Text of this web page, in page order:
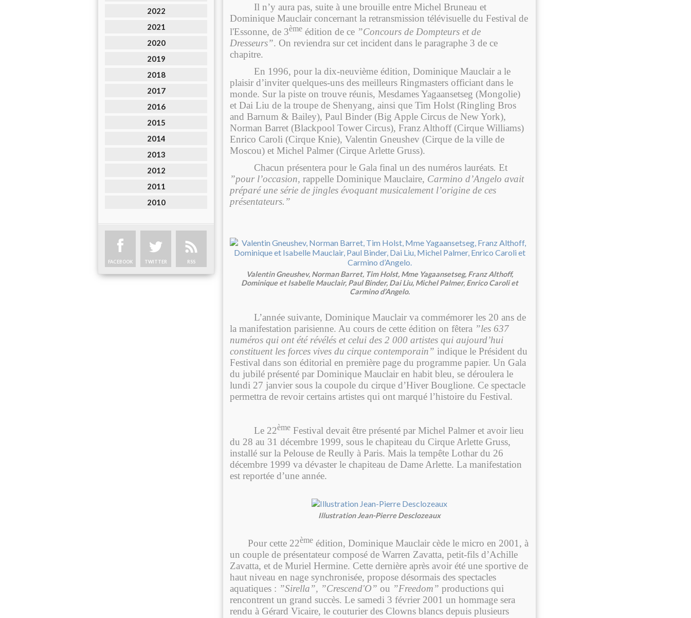
2022
2021
2020
2019
2018
2017
2016
2015
2014
2013
2012
2011
2010
FACEBOOK TWITTER RSS
Il n’y aura pas, suite à une brouille entre Michel Bruneau et
Dominique Mauclair concernant la retransmission télévisuelle du Festival de
l'Essonne, de 3ème édition de ce ”Concours de Dompteurs et de
Dresseurs”. On reviendra sur cet incident dans le paragraphe 3 de ce
chapitre.
En 1996, pour la dix-neuvième édition, Dominique Mauclair a le
plaisir d’inviter quelques-uns des meilleurs Ringmasters officiant dans le
monde. Sur la piste on trouve réunis, Mesdames Yagaansetseg (Mongolie)
et Dai Liu de la troupe de Shenyang, ainsi que Tim Holst (Ringling Bros
and Barnum & Bailey), Paul Binder (Big Apple Circus de New York),
Norman Barret (Blackpool Tower Circus), Franz Althoff (Cirque Williams)
Enrico Caroli (Cirque Knie), Valentin Gneushev (Cirque de la ville de
Moscou) et Michel Palmer (Cirque Arlette Gruss).
Chacun présentera pour le Gala final un des numéros lauréats.Et
”pour l’occasion, rappelle Dominique Mauclaire, Carmino d’Angelo avait
préparé une série de jingles évoquant musicalement l’origine de ces
présentateurs.”
Valentin Gneushev, Norman Barret, Tim Holst, Mme Yagaansetseg, Franz Althoff,
Dominique et Isabelle Mauclair, Paul Binder, Dai Liu, Michel Palmer, Enrico Caroli et
Carmino d’Angelo.
L’année suivante, Dominique Mauclair va commémorer les 20 ans de
la manifestation parisienne. Au cours de cette édition on fêtera ”les 637
numéros qui ont été révélés et celui des 2 000 artistes qui aujourd’hui
constituent les forces vives du cirque contemporain” indique le Président du
Festival dans son éditorial en première page du programme papier. Un Gala
du jubilé présenté par Dominique Mauclair en habit bleu, se déroulera le
lundi 27 janvier sous la coupole du cirque d’Hiver Bouglione. Ce spectacle
permettra de revoir certains artistes qui ont marqué l’histoire du Festival.
Le 22ème Festival devait être présenté par Michel Palmer et avoir lieu
du 28 au 31 décembre 1999, sous le chapiteau du Cirque Arlette Gruss,
installé sur la Pelouse de Reully à Paris. Mais la tempête Lothar du 26
décembre 1999 va dévaster le chapiteau de Dame Arlette. La manifestation
est reportée d’une année.
Illustration Jean-Pierre Desclozeaux
Pour cette 22ème édition, Dominique Mauclair cède le micro en 2001, à
un couple de présentateur composé de Warren Zavatta, petit-fils d’Achille
Zavatta, et de Muriel Hermine. Cette dernière après avoir été une sportive de
haut niveau en nage synchronisée, propose désormais des spectacles
aquatiques : ”Sirella”, ”Crescend'O” ou ”Freedom” productions qui
rencontrent un grand succès. Le samedi 3 février 2001 un hommage sera
rendu à Gérard Vicaire, le couturier des Clowns blancs depuis plusieurs